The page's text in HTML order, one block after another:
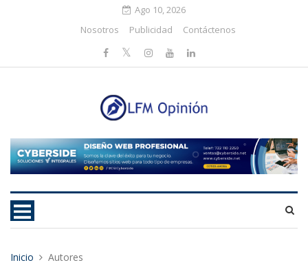
Ago 10, 2026
Nosotros
Publicidad Contáctenos
Inicio Autores